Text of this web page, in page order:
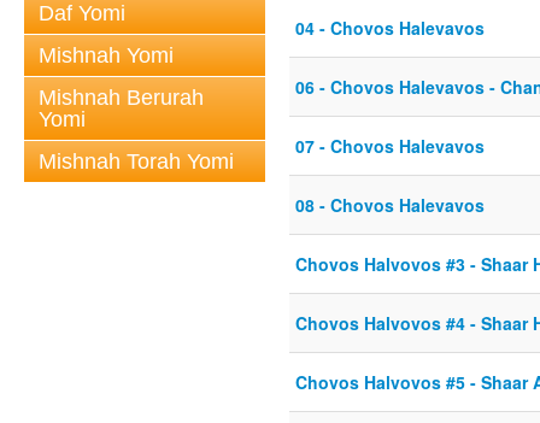
Daf Yomi
Mishnah Yomi
Mishnah Berurah
Yomi
Mishnah Torah Yomi
04 - Chovos Halevavos
06 - Chovos Halevavos -
07 - Chovos Halevavos
08 - Chovos Halevavos
Chovos Halvovos #3 - Shaar
Chovos Halvovos #4 - Shaar
Chovos Halvovos #5 - Shaar